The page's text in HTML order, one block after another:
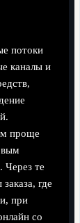
потоки
каналы и
проще
Через те
где
при
со